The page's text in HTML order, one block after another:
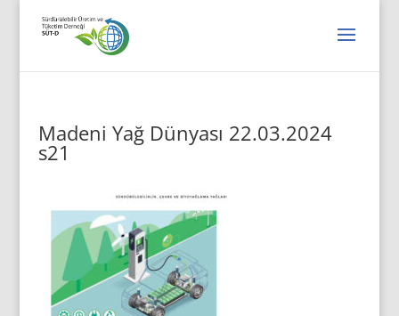
Madeni Yağ Dünyası 22.03.2024
s21